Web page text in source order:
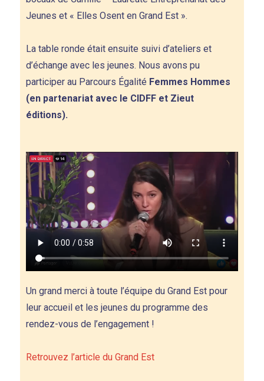
Jeunes et « Elles Osent en Grand Est ».
La table ronde était ensuite suivi d’ateliers et
d’échange avec les jeunes. Nous avons pu
participer au Parcours Égalité Femmes Hommes
(en partenariat avec le CIDFF et Zieut
éditions).
Un grand merci à toute l’équipe du Grand Est pour
leur accueil et les jeunes du programme des
rendez-vous de l’engagement !
Retrouvez l’article du Grand Est